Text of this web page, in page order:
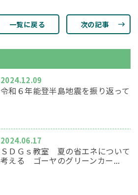
一覧に戻る 次の記事
2024.12.09
令和６年能登半島地震を振り返って
2024.06.17
ＳＤＧｓ教室 夏の省エネについて
考える ゴーヤのグリーンカー...